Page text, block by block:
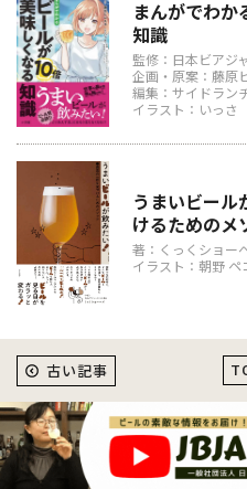
まんがでわか
知識
監修：日本ビアジ
企画・原案：藤原
編集：サイドラン
イラスト：いっさ
うまいビール
けるためのメ
著：くっくショー
イラスト：朝野 ペ
古い記事